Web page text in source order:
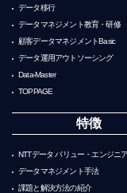
データ移行
データマネジメント教育・研修
顧客データマネジメントBasic
データ運用アウトソーシング
Data-Master
TOPPAGE
特徴
NTTデータ バリュー・エンジニ
データマネジメント手法
課題と解決方法の紹介